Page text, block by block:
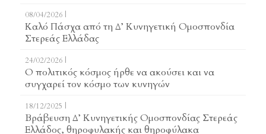
08/04/2026 |
Καλό Πάσχα από τη Δ’ Κυνηγετική Ομοσπονδία
Στερεάς Ελλάδας
24/02/2026 |
Ο πολιτικός κόσμος ήρθε να ακούσει και να
συγχαρεί τον κόσμο των κυνηγών
18/12/2025 |
Βράβευση Δ’ Κυνηγετικής Ομοσπονδίας Στερεάς
Ελλάδος, θηροφυλακής και θηροφύλακα